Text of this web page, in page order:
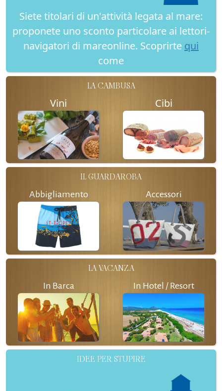
Siete titolari di un'attività legata al mare:
proponete uno sconto particolare ai lettori-
navigatori di mareonline. Scoprirte qui
come
LA CAMBUSA
Vini Cibi
IL GUARDAROBA
Abbigliamento Accessori
LA VACANZA
In Barca In Hotel / Resort
IDEE PER STUPIRE